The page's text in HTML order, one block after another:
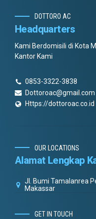
DOTTORO AC
Headquarters
Kami Berdomisili di Kota
Kantor Kami
0853-3322-3838
Dottoroac@gmail.com
Https://dottoroac.co.id
OUR LOCATIONS
Alamat Lengkap
Jl. Bumi Tamalanrea
Makassar
GET IN TOUCH